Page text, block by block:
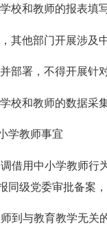
和教师的报表填写
他部门开展涉及
署，不得开展针对
和教师的数据采
教师事宜
用中小学教师行
同级党委审批备案
与教育教学无关